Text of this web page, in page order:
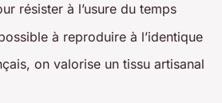
résister à l’usure du temps
à reproduire à l’identique
on valorise un tissu artisanal